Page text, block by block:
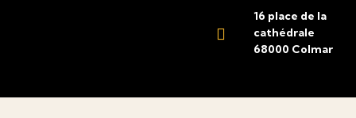

16 place de la
cathédrale
68000 Colmar